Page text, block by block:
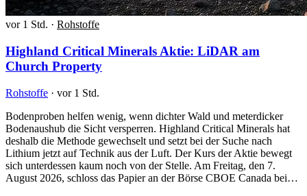
vor 1 Std. · Rohstoffe
Highland Critical Minerals Aktie: LiDAR am
Church Property
Rohstoffe · vor 1 Std.
Bodenproben helfen wenig, wenn dichter Wald und meterdicker
Bodenaushub die Sicht versperren. Highland Critical Minerals hat
deshalb die Methode gewechselt und setzt bei der Suche nach
Lithium jetzt auf Technik aus der Luft. Der Kurs der Aktie bewegt
sich unterdessen kaum noch von der Stelle. Am Freitag, den 7.
August 2026, schloss das Papier an der Börse CBOE Canada bei…